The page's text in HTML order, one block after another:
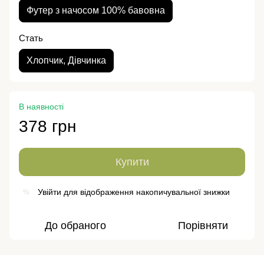
Футер з начосом 100% бавовна
Стать
Хлопчик, Дівчинка
В наявності
378 грн
Купити
% Увійти для відображення накопичувальної знижки
До обраного Порівняти